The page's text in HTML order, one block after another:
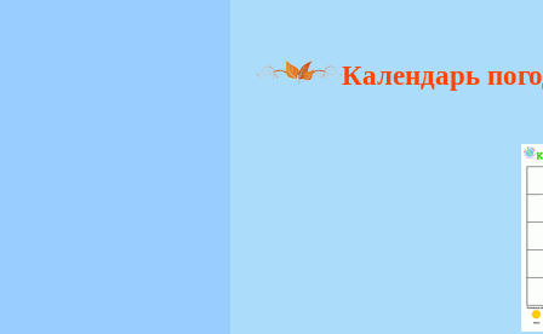
Календарь